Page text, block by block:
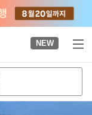
NEW